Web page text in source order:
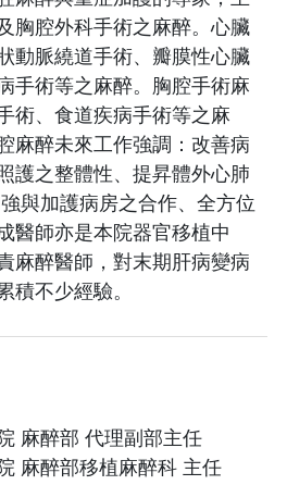
胸腔外科手術之麻醉。心臟
動脈繞道手術、瓣膜性心臟
手術等之麻醉。胸腔手術麻
術、食道疾病手術等之麻
麻醉未來工作強調：改善病
護之整體性、提昇體外心肺
與加護病房之合作、全方位
醫師亦是本院器官移植中
麻醉醫師，對末期肝病變病
積不少經驗。
麻醉部 代理副部主任
麻醉部移植麻醉科 主任